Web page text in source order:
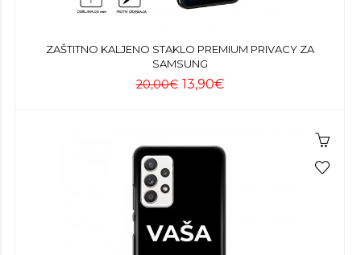
ZAŠTITNO KALJENO STAKLO PREMIUM PRIVACY ZA
SAMSUNG
20,00€ 13,90€